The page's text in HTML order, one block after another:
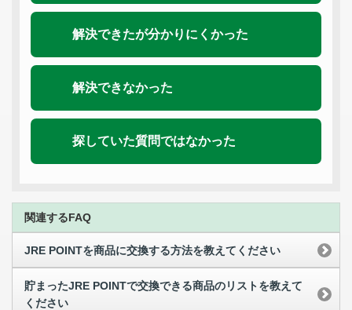
解決できたが分かりにくかった
解決できなかった
探していた質問ではなかった
関連するFAQ
JRE POINTを商品に交換する方法を教えてください
貯まったJRE POINTで交換できる商品のリストを教えて
ください